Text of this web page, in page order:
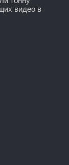
видео в